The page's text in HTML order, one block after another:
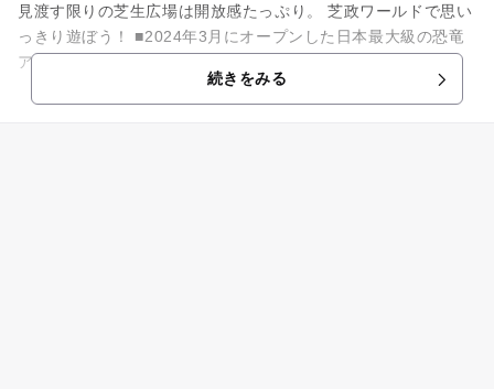
見渡す限りの芝生広場は開放感たっぷり。 芝政ワールドで思い
っきり遊ぼう！ ■2024年3月にオープンした日本最大級の恐竜
アトラクションに注目！ 30種60体以上の恐竜が住む森を探索
続きをみる